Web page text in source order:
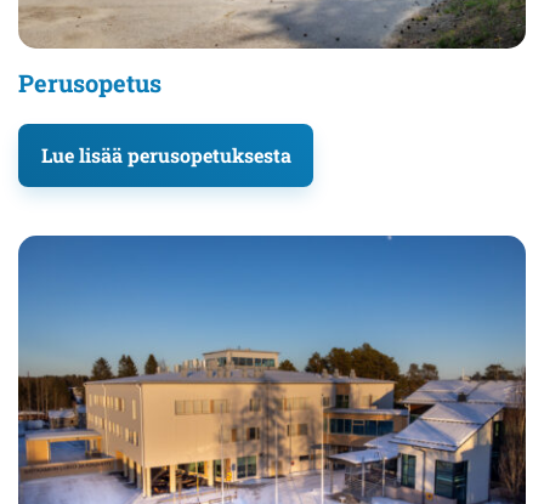
Perusopetus
Lue lisää perusopetuksesta